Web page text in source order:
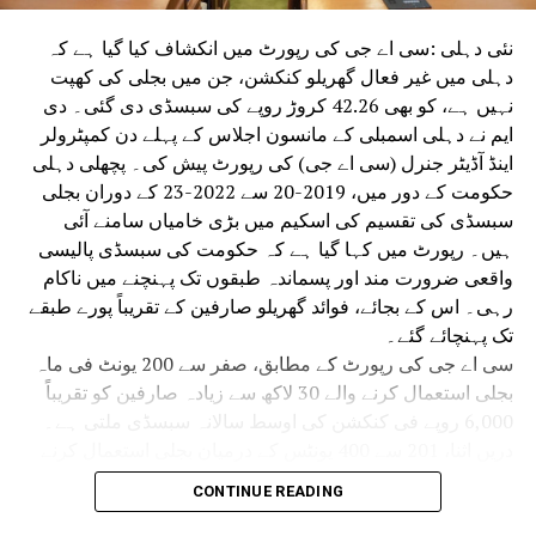
نئی دہلی :سی اے جی کی رپورٹ میں انکشاف کیا گیا ہے کہ
دہلی میں غیر فعال گھریلو کنکشن، جن میں بجلی کی کھپت
نہیں ہے، کو بھی 42.26 کروڑ روپے کی سبسڈی دی گئی۔ دی
ایم نے دہلی اسمبلی کے مانسون اجلاس کے پہلے دن کمپٹرولر
اینڈ آڈیٹر جنرل (سی اے جی) کی رپورٹ پیش کی۔ پچھلی دہلی
حکومت کے دور میں، 2019-20 سے 2022-23 کے دوران بجلی
سبسڈی کی تقسیم کی اسکیم میں بڑی خامیاں سامنے آئی
ہیں۔ رپورٹ میں کہا گیا ہے کہ حکومت کی سبسڈی پالیسی
واقعی ضرورت مند اور پسماندہ طبقوں تک پہنچنے میں ناکام
رہی۔ اس کے بجائے، فوائد گھریلو صارفین کے تقریباً پورے طبقے
تک پہنچائے گئے۔
سی اے جی کی رپورٹ کے مطابق، صفر سے 200 یونٹ فی ماہ
بجلی استعمال کرنے والے 30 لاکھ سے زیادہ صارفین کو تقریباً
والے تقریباً 16.60 لاکھ صارفین کو فی کنکشن10,000 سے زیادہ
کی اوسط سبسڈی ملتی ہے، جو پچھلے زمرے کے مقابلے میں
CONTINUE READING